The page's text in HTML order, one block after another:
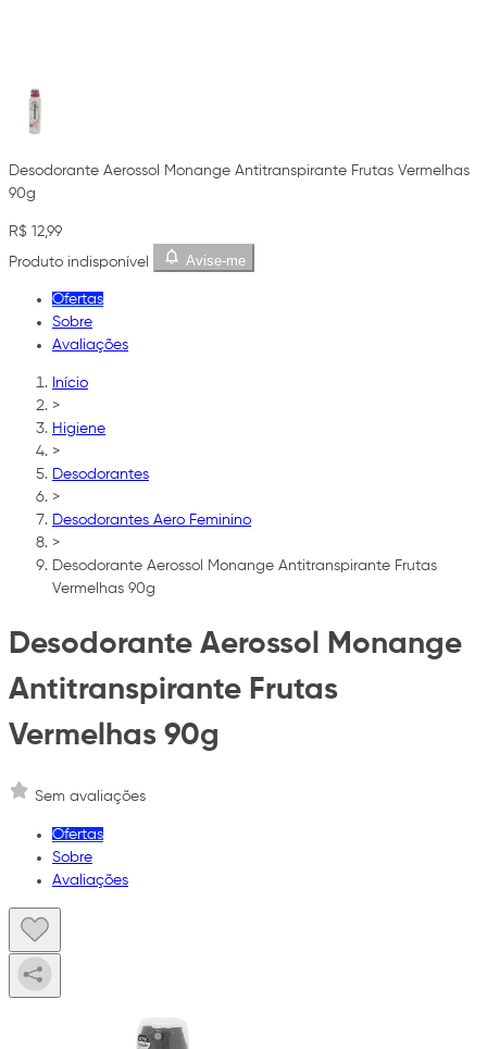
Desodorante Aerossol Monange Antitranspirante Frutas Vermelhas
90g
R$ 12,99
Produto indisponível
Avise-me
Ofertas
Sobre
Avaliações
Início
>
Higiene
>
Desodorantes
>
Desodorantes Aero Feminino
>
Desodorante Aerossol Monange Antitranspirante Frutas
Vermelhas 90g
Desodorante Aerossol Monange
Antitranspirante Frutas
Vermelhas 90g
Sem avaliações
Ofertas
Sobre
Avaliações